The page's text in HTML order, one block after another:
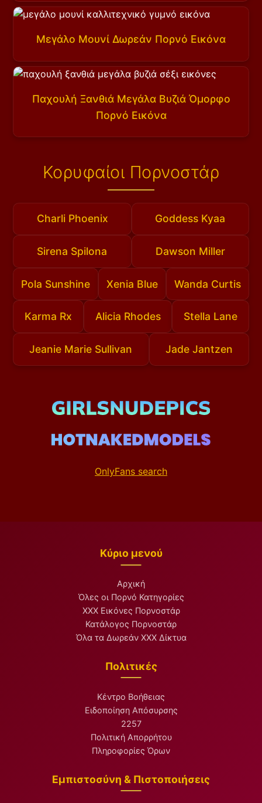
Μεγάλο Μουνί Δωρεάν Πορνό Εικόνα
Παχουλή Ξανθιά Μεγάλα Βυζιά Όμορφο
Πορνό Εικόνα
Κορυφαίοι Πορνοστάρ
Charli Phoenix Goddess Kyaa
Sirena Spilona Dawson Miller
Pola Sunshine Xenia Blue Wanda Curtis
Karma Rx Alicia Rhodes Stella Lane
Jeanie Marie Sullivan Jade Jantzen
OnlyFans search
Κύριο μενού
Αρχική
Όλες οι Πορνό Κατηγορίες
XXX Εικόνες Πορνοστάρ
Κατάλογος Πορνοστάρ
Όλα τα Δωρεάν XXX Δίκτυα
Πολιτικές
Κέντρο Βοήθειας
Ειδοποίηση Απόσυρσης
2257
Πολιτική Απορρήτου
Πληροφορίες Όρων
Εμπιστοσύνη & Πιστοποιήσεις